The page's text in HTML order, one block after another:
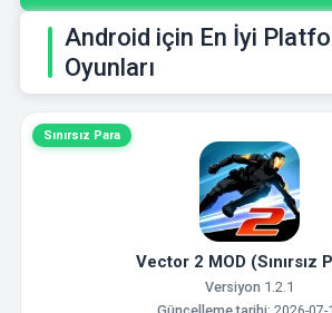
Android için En İyi
Oyunları
Sınırsız Para
Vector 2 MOD (Sınırsız
Versiyon 1.2.1